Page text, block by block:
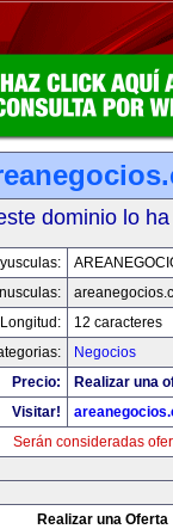
dominio lo
Longitud:
12 caracteres
Negocios
Precio:
Realizar una
Visitar!
Serán consideradas
Realizar una Oferta